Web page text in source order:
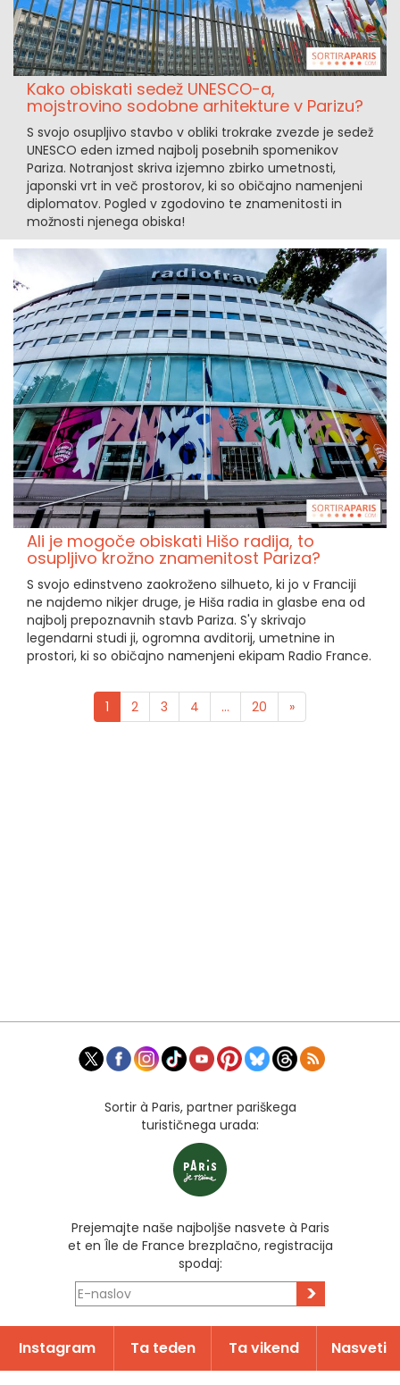
Kako obiskati sedež UNESCO-a,
mojstrovino sodobne arhitekture v Parizu?
S svojo osupljivo stavbo v obliki trokrake zvezde je sedež
UNESCO eden izmed najbolj posebnih spomenikov
Pariza. Notranjost skriva izjemno zbirko umetnosti,
japonski vrt in več prostorov, ki so običajno namenjeni
diplomatov. Pogled v zgodovino te znamenitosti in
možnosti njenega obiska!
Ali je mogoče obiskati Hišo radija, to
osupljivo krožno znamenitost Pariza?
S svojo edinstveno zaokroženo silhueto, ki jo v Franciji
ne najdemo nikjer druge, je Hiša radia in glasbe ena od
najbolj prepoznavnih stavb Pariza. S'y skrivajo
legendarni studi ji, ogromna avditorij, umetnine in
prostori, ki so običajno namenjeni ekipam Radio France.
1 2 3 4 ... 20 »
Sortir à Paris, partner pariškega
turističnega urada:
Prejemajte naše najboljše nasvete à Paris
et en Île de France brezplačno, registracija
spodaj:
>
Instagram Ta teden Ta vikend Nasveti